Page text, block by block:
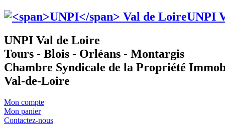
UNPI
UNPI Val de Loire
Tours - Blois - Orléans - Montargis
Chambre Syndicale de la Propriété
Val-de-Loire
Mon compte
Mon panier
Contactez-nous